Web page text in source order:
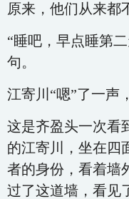
原来，他们从来都
“睡吧，早点睡第
句。
江寄川“嗯”了一声
这是齐盈头一次看
的江寄川，坐在四
者的身份，看着墙
过了这道墙，看见